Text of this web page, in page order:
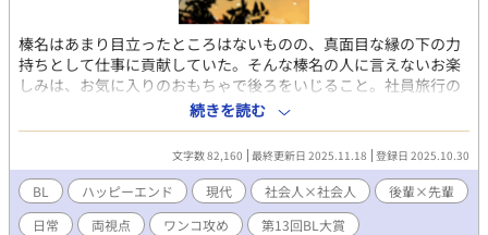
榛名はあまり目立ったところはないものの、真面目な縁の下の力
持ちとして仕事に貢献していた。そんな榛名の人に言えないお楽
しみは、お気に入りのおもちゃで後ろをいじること。社員旅行の
前日もア○ニーですっきりさせて、気の進まないまま旅行に出発
したのだが……。 J庭57のために書き下ろしたお話。 同人誌は両
視点両A面だったのだけど、どこまで載せようか。全部載せること
にしましたー！
続きを読む
文字数 82,160 最終更新日 2025.11.18 登録日 2025.10.30
BL ハッピーエンド 現代 社会人×社会人
後輩×先輩
日常
両視点 ワンコ攻め 第13回BL大賞